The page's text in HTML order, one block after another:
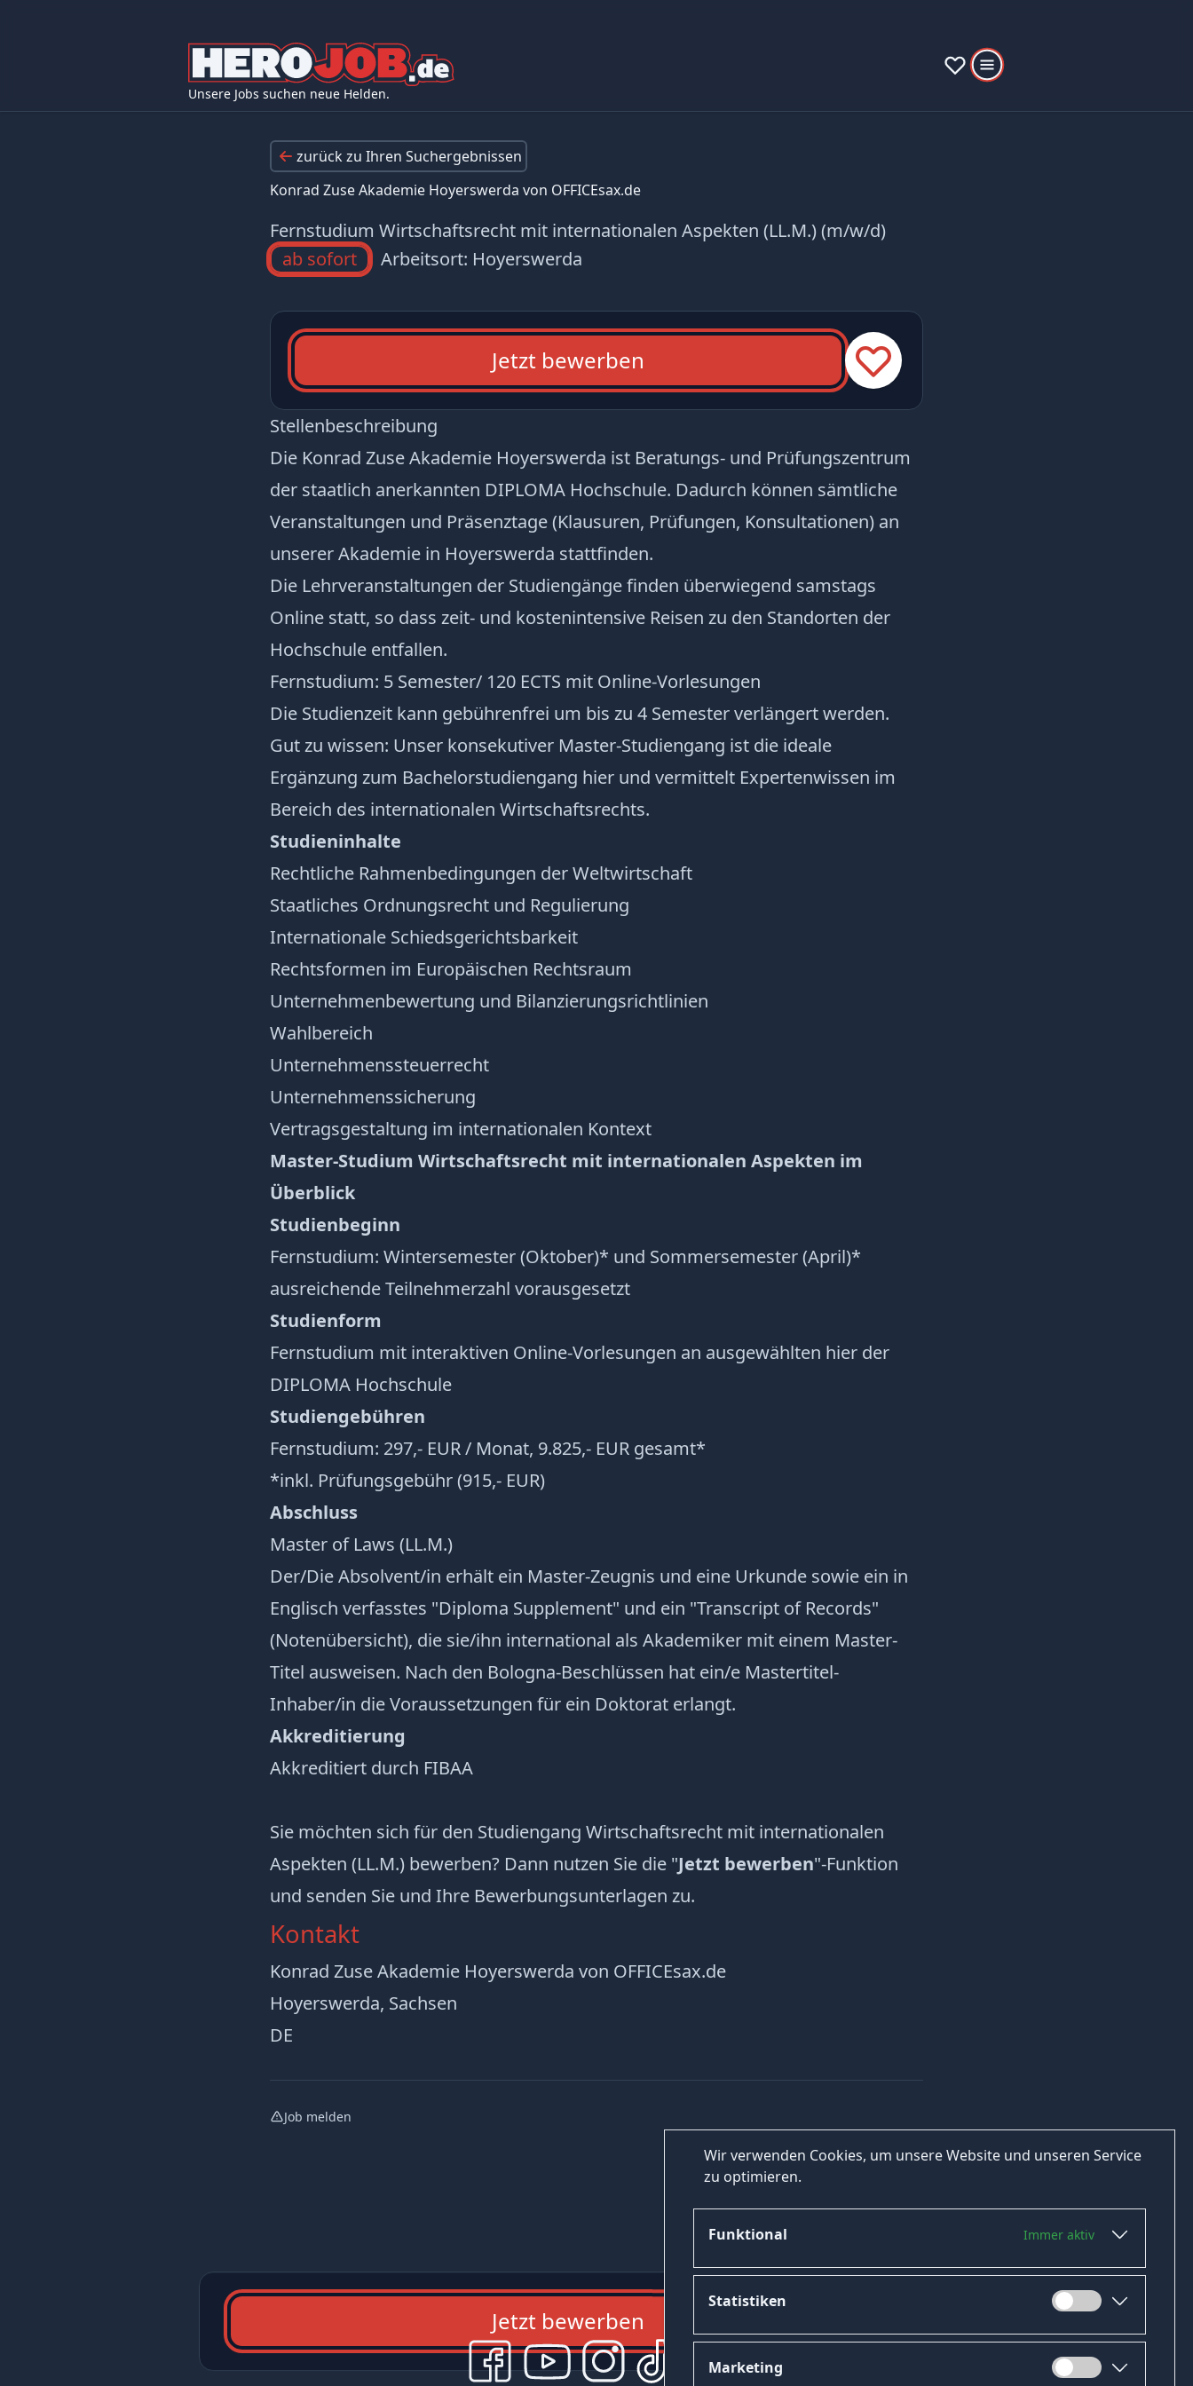
Wir verwenden Cookies, um unsere Website und unseren Service
zu optimieren.
Funktional Immer aktiv
Statistiken
Marketing
Unsere Jobs suchen neue Helden.
zurück zu Ihren Suchergebnissen
Konrad Zuse Akademie Hoyerswerda von OFFICEsax.de
Fernstudium Wirtschaftsrecht mit internationalen Aspekten (LL.M.) (m/w/d)
ab sofort
Arbeitsort: Hoyerswerda
Jetzt bewerben
Stellenbeschreibung
Die Konrad Zuse Akademie Hoyerswerda ist Beratungs- und Prüfungszentrum
der staatlich anerkannten DIPLOMA Hochschule. Dadurch können sämtliche
Veranstaltungen und Präsenztage (Klausuren, Prüfungen, Konsultationen) an
unserer Akademie in Hoyerswerda stattfinden.
Die Lehrveranstaltungen der Studiengänge finden überwiegend samstags
Online statt, so dass zeit- und kostenintensive Reisen zu den Standorten der
Hochschule entfallen.
Fernstudium: 5 Semester/ 120 ECTS mit Online-Vorlesungen
Die Studienzeit kann gebührenfrei um bis zu 4 Semester verlängert werden.
Gut zu wissen: Unser konsekutiver Master-Studiengang ist die ideale
Ergänzung zum Bachelorstudiengang hier und vermittelt Expertenwissen im
Bereich des internationalen Wirtschaftsrechts.
Studieninhalte
Rechtliche Rahmenbedingungen der Weltwirtschaft
Staatliches Ordnungsrecht und Regulierung
Internationale Schiedsgerichtsbarkeit
Rechtsformen im Europäischen Rechtsraum
Unternehmenbewertung und Bilanzierungsrichtlinien
Wahlbereich
Unternehmenssteuerrecht
Unternehmenssicherung
Vertragsgestaltung im internationalen Kontext
Master-Studium Wirtschaftsrecht mit internationalen Aspekten im
Überblick
Studienbeginn
Fernstudium: Wintersemester (Oktober)* und Sommersemester (April)*
ausreichende Teilnehmerzahl vorausgesetzt
Studienform
Fernstudium mit interaktiven Online-Vorlesungen an ausgewählten hier der
DIPLOMA Hochschule
Studiengebühren
Fernstudium: 297,- EUR / Monat, 9.825,- EUR gesamt*
*inkl. Prüfungsgebühr (915,- EUR)
Abschluss
Master of Laws (LL.M.)
Der/Die Absolvent/in erhält ein Master-Zeugnis und eine Urkunde sowie ein in
Englisch verfasstes "Diploma Supplement" und ein "Transcript of Records"
(Notenübersicht), die sie/ihn international als Akademiker mit einem Master-
Titel ausweisen. Nach den Bologna-Beschlüssen hat ein/e Mastertitel-
Inhaber/in die Voraussetzungen für ein Doktorat erlangt.
Akkreditierung
Akkreditiert durch FIBAA
Sie möchten sich für den Studiengang Wirtschaftsrecht mit internationalen
Aspekten (LL.M.) bewerben? Dann nutzen Sie die "Jetzt bewerben"-Funktion
und senden Sie und Ihre Bewerbungsunterlagen zu.
Kontakt
Konrad Zuse Akademie Hoyerswerda von OFFICEsax.de
Hoyerswerda, Sachsen
DE
Job melden
Jetzt bewerben